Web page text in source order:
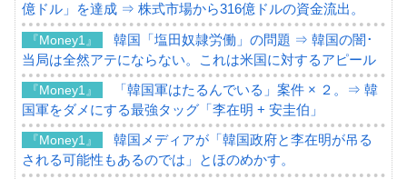
億ドル」を達成 ⇒ 株式市場から316億ドルの資金流出。
『Money1』
韓国「塩田奴隷労働」の問題 ⇒ 韓国の闇･
当局は全然アテにならない。これは米国に対するアピール
『Money1』
「韓国軍はたるんでいる」案件 × ２。⇒ 韓
国軍をダメにする最強タッグ「李在明 + 安圭伯」
『Money1』
韓国メディアが「韓国政府と李在明が吊る
される可能性もあるのでは」とほのめかす。